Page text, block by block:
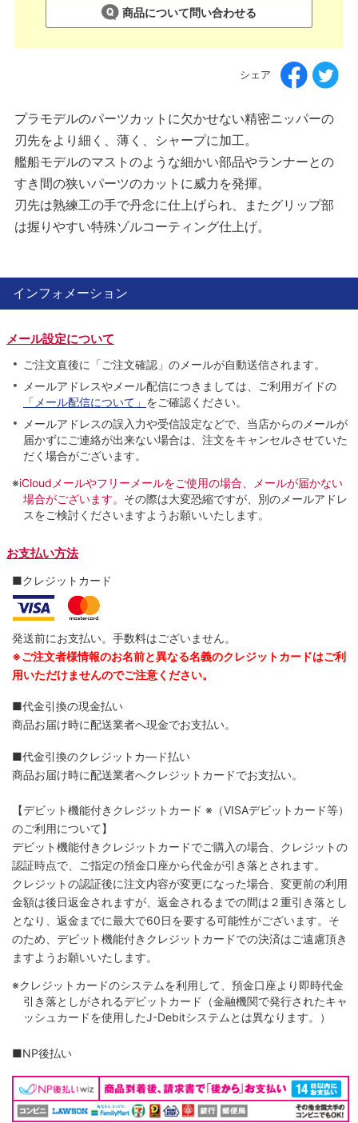
商品について問い合わせる
シェア
プラモデルのパーツカットに欠かせない精密ニッパーの
刃先をより細く、薄く、シャープに加工。
艦船モデルのマストのような細かい部品やランナーとの
すき間の狭いパーツのカットに威力を発揮。
刃先は熟練工の手で丹念に仕上げられ、またグリップ部
は握りやすい特殊ゾルコーティング仕上げ。
インフォメーション
メール設定について
ご注文直後に「ご注文確認」のメールが自動送信されます。
メールアドレスやメール配信につきましては、ご利用ガイドの
「メール配信について」 をご確認ください。
メールアドレスの誤入力や受信設定などで、当店からのメールが
届かずにご連絡が出来ない場合は、注文をキャンセルさせていた
だく場合がございます。
※iCloudメールやフリーメールをご使用の場合、メールが届かない
場合がございます。 その際は大変恐縮ですが、別のメールアドレ
スをご検討くださいますようお願いいたします。
お支払い方法
■クレジットカード
発送前にお支払い。手数料はございません。
※ご注文者様情報のお名前と異なる名義のクレジットカードはご利
用いただけませんのでご注意ください。
■代金引換の現金払い
商品お届け時に配送業者へ現金でお支払い。
■代金引換のクレジットカ―ド払い
商品お届け時に配送業者へクレジットカードでお支払い。
【デビット機能付きクレジットカード ※（VISAデビットカード等）
のご利用について】
デビット機能付きクレジットカードでご購入の場合、クレジットの
認証時点で、ご指定の預金口座から代金が引き落とされます。
クレジットの認証後に注文内容が変更になった場合、変更前の利用
金額は後日返金されますが、返金されるまでの間は２重引き落とし
となり、返金までに最大で60日を要する可能性がございます。そ
のため、デビット機能付きクレジットカードでの決済はご遠慮頂き
ますようお願いいたします。
※クレジットカードのシステムを利用して、預金口座より即時代金
引き落としがされるデビットカード（金融機関で発行されたキャ
ッシュカードを使用したJ-Debitシステムとは異なります。）
■NP後払い